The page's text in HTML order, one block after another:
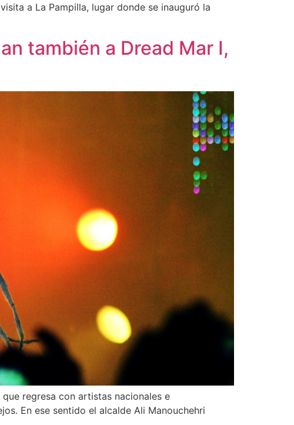
a La Pampilla, lugar donde se inauguró la
también a Dread Mar I,
regresa con artistas nacionales e
En ese sentido el alcalde Ali Manouchehri